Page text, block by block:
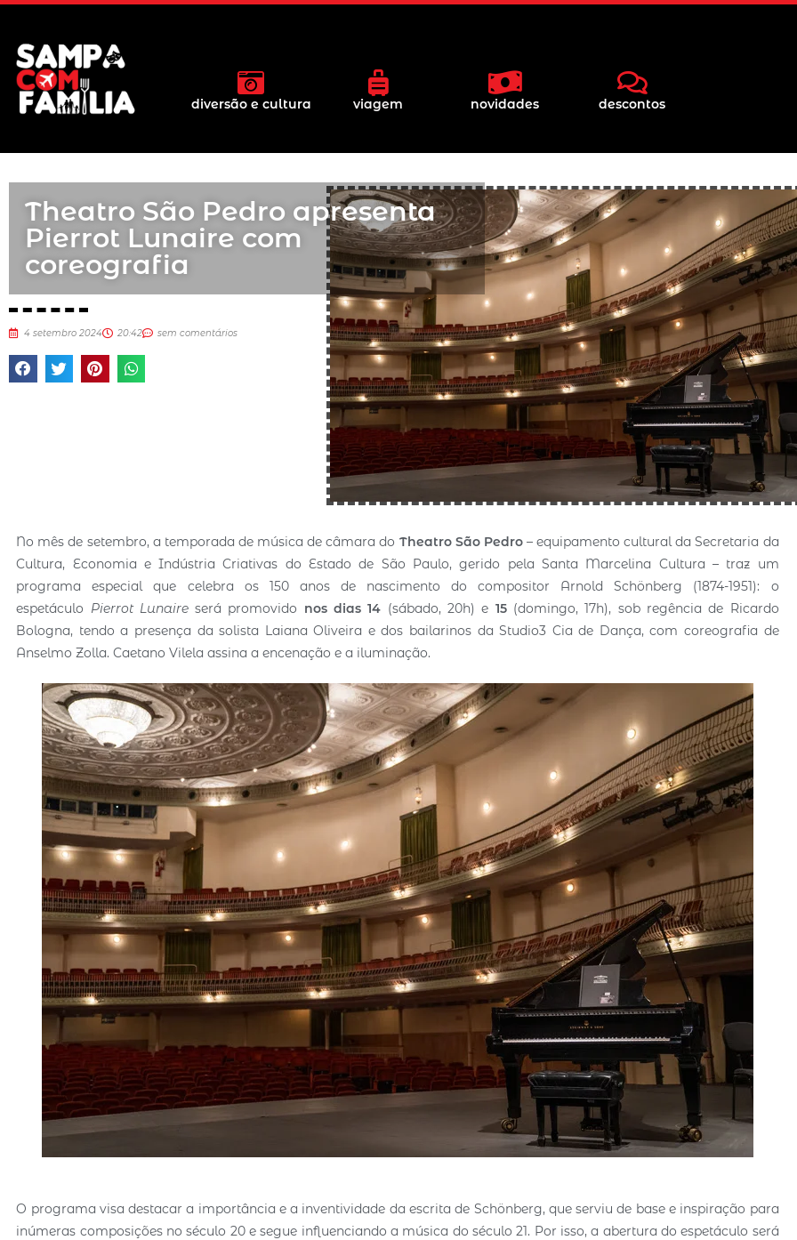
diversão e cultura viagem novidades descontos
Theatro São Pedro apresenta
Pierrot Lunaire com
coreografia
4 setembro 2024 20:42 sem comentários
No mês de setembro, a temporada de música de câmara do Theatro São Pedro – equipamento cultural da Secretaria da
Cultura, Economia e Indústria Criativas do Estado de São Paulo, gerido pela Santa Marcelina Cultura – traz um
programa especial que celebra os 150 anos de nascimento do compositor Arnold Schönberg (1874-1951): o
espetáculo Pierrot Lunaireserá promovido nos dias 14 (sábado, 20h) e 15 (domingo, 17h), sob regência de Ricardo
Bologna, tendo a presença da solista Laiana Oliveira e dos bailarinos da Studio3 Cia de Dança, com coreografia de
Anselmo Zolla. Caetano Vilela assina a encenação e a iluminação.
O programa visa destacar a importância e a inventividade da escrita de Schönberg, que serviu de base e inspiração para
inúmeras composições no século 20 e segue influenciando a música do século 21. Por isso, a abertura do espetáculo será